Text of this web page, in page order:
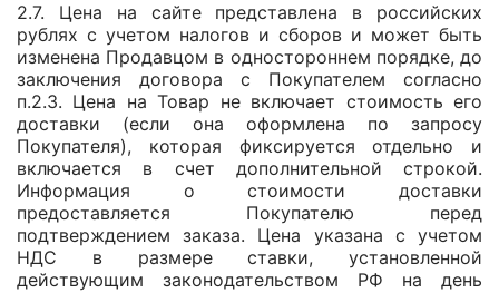
2.7. Цена на сайте представлена в российских
рублях с учетом налогов и сборов и может быть
изменена Продавцом в одностороннем порядке, до
заключения договора с Покупателем согласно
п.2.3. Цена на Товар не включает стоимость его
доставки (если она оформлена по запросу
Покупателя), которая фиксируется отдельно и
включается в счет дополнительной строкой.
Информация о стоимости доставки
предоставляется Покупателю перед
подтверждением заказа. Цена указана с учетом
НДС в размере ставки, установленной
действующим законодательством РФ на день